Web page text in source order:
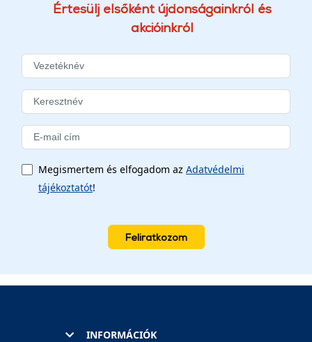
Értesülj elsőként újdonságainkról és
akcióinkról
Megismertem és elfogadom az Adatvédelmi
tájékoztatót!
Feliratkozom
INFORMÁCIÓK